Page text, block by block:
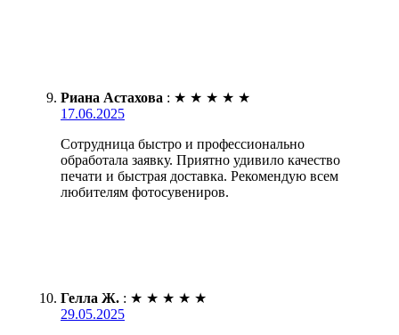
Риана Астахова : ★ ★ ★ ★ ★
17.06.2025
Сотрудница быстро и профессионально
обработала заявку. Приятно удивило качество
печати и быстрая доставка. Рекомендую всем
любителям фотосувениров.
Гелла Ж. : ★ ★ ★ ★ ★
29.05.2025